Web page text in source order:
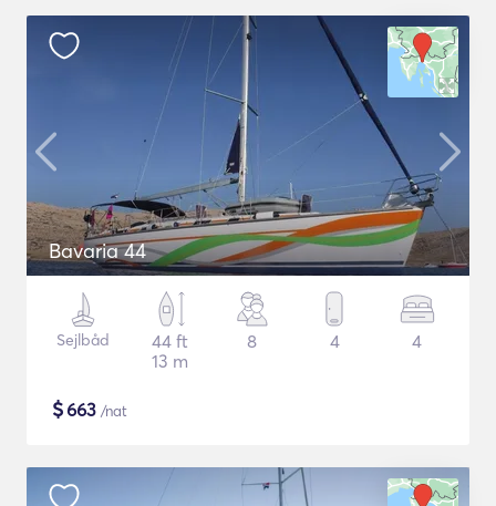
Bavaria 44
Sejlbåd
44 ft
13 m
8 4 4
$663 /nat